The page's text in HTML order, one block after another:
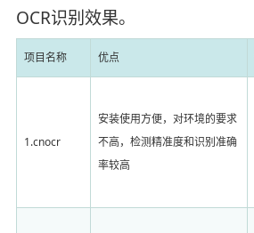
OCR识别效果。
项目名称 优点
1.cnocr
安装使用方便，对环境的要求
不高，检测精准度和识别准确
率较高